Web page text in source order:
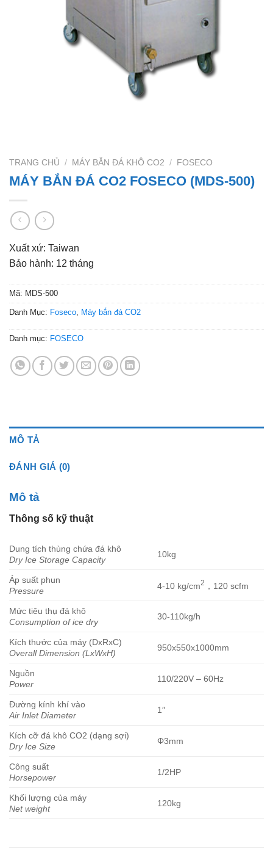
TRANG CHỦ / MÁY BẮN ĐÁ KHÔ CO2 / FOSECO
MÁY BẮN ĐÁ CO2 FOSECO (MDS-500)
Xuất xứ: Taiwan
Bảo hành: 12 tháng
Mã: MDS-500
Danh Mục: Foseco Máy bắn đá CO2
Danh mục: FOSECO
MÔ TẢ
ĐÁNH GIÁ (0)
Mô tả
Thông số kỹ thuật
Dung tích thùng chứa đá khô
Dry Ice Storage Capacity
10kg
Áp suất phun
Pressure
4-10 kg/cm2 ，120 scfm
Mức tiêu thụ đá khô
Consumption of ice dry
30-110kg/h
Kích thước của máy (DxRxC)
Overall Dimension (LxWxH)
950x550x1000mm
Nguồn
Power
110/220V – 60Hz
Đường kính khí vào
Air Inlet Diameter
1″
Kích cỡ đá khô CO2 (dạng sợi)
Dry Ice Size
Φ3mm
Công suất
Horsepower
1/2HP
Khối lượng của máy
Net weight
120kg